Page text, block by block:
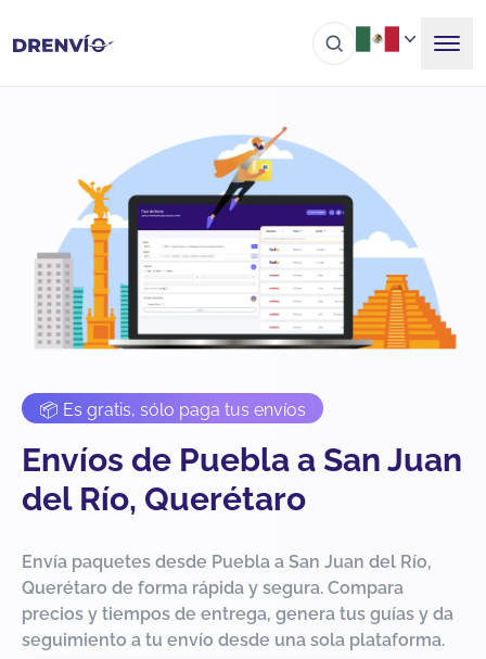
📦 Es gratis, sólo paga tus envíos
Envíos de Puebla a San Juan
del Río, Querétaro
Envía paquetes desde Puebla a San Juan del Río,
Querétaro de forma rápida y segura. Compara
precios y tiempos de entrega, genera tus guías y da
seguimiento a tu envío desde una sola plataforma.